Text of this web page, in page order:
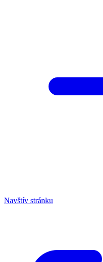
Navštív stránku